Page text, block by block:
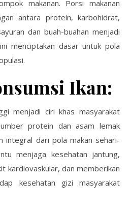
makanan. Porsi makanan
antara protein, karbohidrat,
dan buah-buahan menjadi
menciptakan dasar untuk pola
Ikan:
menjadi ciri khas masyarakat
protein dan asam lemak
integral dari pola makan sehari-
menjaga kesehatan jantung,
kardiovaskular, dan memberikan
kesehatan gizi masyarakat